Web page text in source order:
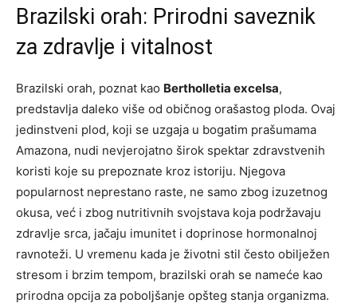
Brazilski orah: Prirodni saveznik
za zdravlje i vitalnost
Brazilski orah, poznat kao Bertholletia excelsa,
predstavlja daleko više od običnog orašastog ploda. Ovaj
jedinstveni plod, koji se uzgaja u bogatim prašumama
Amazona, nudi nevjerojatno širok spektar zdravstvenih
koristi koje su prepoznate kroz istoriju. Njegova
popularnost neprestano raste, ne samo zbog izuzetnog
okusa, već i zbog nutritivnih svojstava koja podržavaju
zdravlje srca, jačaju imunitet i doprinose hormonalnoj
ravnoteži. U vremenu kada je životni stil često obilježen
stresom i brzim tempom, brazilski orah se nameće kao
prirodna opcija za poboljšanje opšteg stanja organizma.